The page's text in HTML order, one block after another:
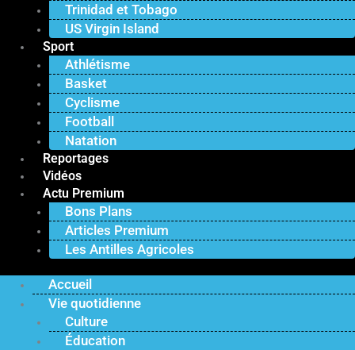
Trinidad et Tobago
US Virgin Island
Sport
Athlétisme
Basket
Cyclisme
Football
Natation
Reportages
Vidéos
Actu Premium
Bons Plans
Articles Premium
Les Antilles Agricoles
Accueil
Vie quotidienne
Culture
Éducation